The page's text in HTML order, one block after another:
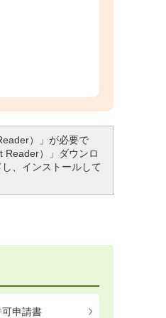
）」が必要で
Reader）」ダウンロ
、インストールして
申請書